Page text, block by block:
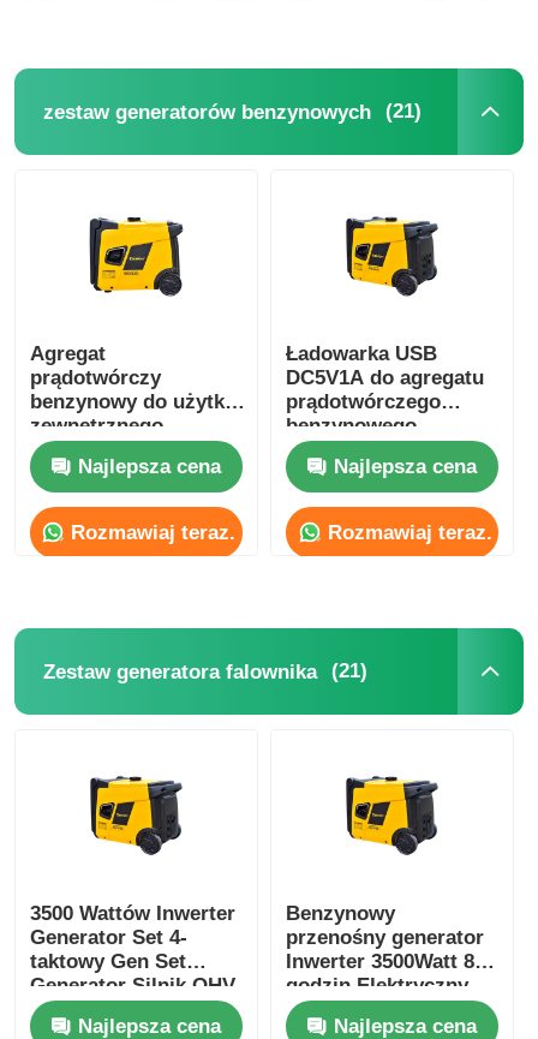
zestaw generatorów benzynowych (21)
Agregat
prądotwórczy
benzynowy do użytku
zewnętrznego,
jednofazowy,
równoległy, do
zastosowań
budowlanych
Najlepsza cena
Rozmawiaj teraz.
Ładowarka USB
DC5V1A do agregatu
prądotwórczego
benzynowego,
jednocylindrowego,
przenośnego
Najlepsza cena
Rozmawiaj teraz.
Zestaw generatora falownika (21)
3500 Wattów Inwerter
Generator Set 4-
taktowy Gen Set
Generator Silnik OHV
Najlepsza cena
Benzynowy
przenośny generator
Inwerter 3500Watt 8
godzin Elektryczny
generator benzynowy
Najlepsza cena